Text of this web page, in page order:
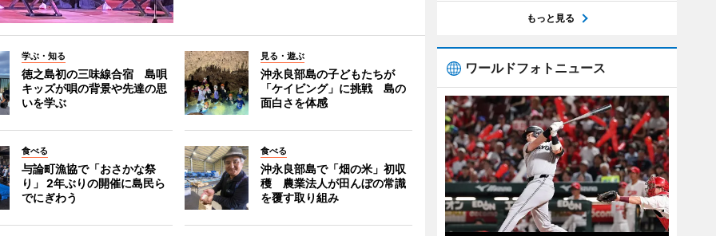
学ぶ・知る
徳之島初の三味線合宿 島唄
キッズが唄の背景や先達の思
いを学ぶ
見る・遊ぶ
沖永良部島の子どもたちが
「ケイビング」に挑戦 島の
面白さを体感
食べる
与論町漁協で「おさかな祭
り」 2年ぶりの開催に島民ら
でにぎわう
食べる
沖永良部島で「畑の米」初収
穫 農業法人が田んぼの常識
を覆す取り組み
もっと見る
ワールドフォトニュース